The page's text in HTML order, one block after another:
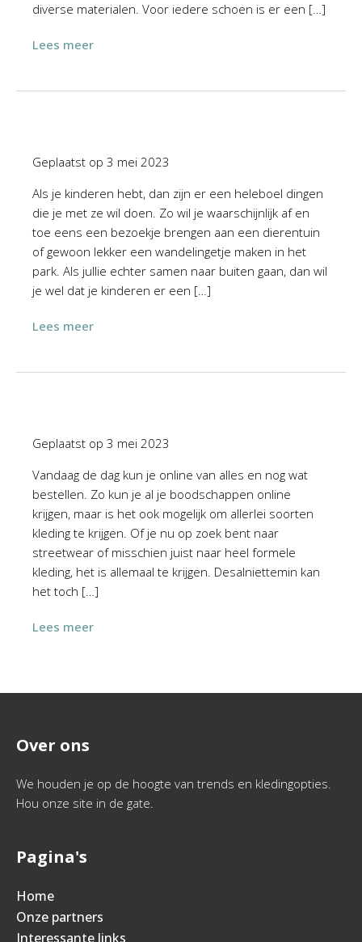
diverse materialen. Voor iedere schoen is er een […]
Lees meer
Geplaatst op 3 mei 2023
Als je kinderen hebt, dan zijn er een heleboel dingen
die je met ze wil doen. Zo wil je waarschijnlijk af en
toe eens een bezoekje brengen aan een dierentuin
of gewoon lekker een wandelingetje maken in het
park. Als jullie echter samen naar buiten gaan, dan wil
je wel dat je kinderen er een […]
Lees meer
Geplaatst op 3 mei 2023
Vandaag de dag kun je online van alles en nog wat
bestellen. Zo kun je al je boodschappen online
krijgen, maar is het ook mogelijk om allerlei soorten
kleding te krijgen. Of je nu op zoek bent naar
streetwear of misschien juist naar heel formele
kleding, het is allemaal te krijgen. Desalniettemin kan
het toch […]
Lees meer
Over ons
We houden je op de hoogte van trends en kledingopties.
Hou onze site in de gate.
Pagina's
Home
Onze partners
Interessante links